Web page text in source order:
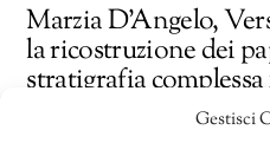
Gestisci
Marzia D’Angelo,
la ricostruzione dei
stratigrafia complessa